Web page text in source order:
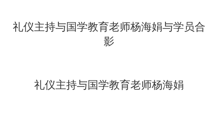
礼仪主持与国学教育老师杨海娟与学员合
影
礼仪主持与国学教育老师杨海娟